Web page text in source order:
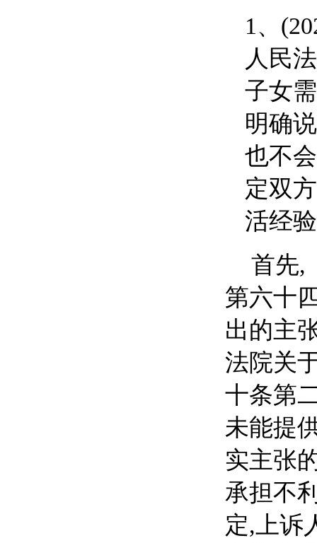
1、
人民
子女
明确
也不
定双
活经
首先,
第六十
出的主
法院关
十条第
未能提
实主张
承担不
定,上诉